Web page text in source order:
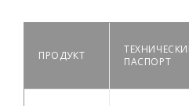
ПРОДУКТ
ПАСПОРТ